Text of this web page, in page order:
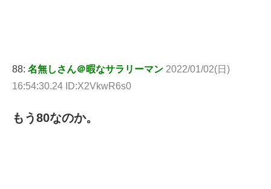
88: 名無しさん＠暇なサラリーマン 2022/01/02(日)
16:54:30.24 ID:X2VkwR6s0
もう80なのか。